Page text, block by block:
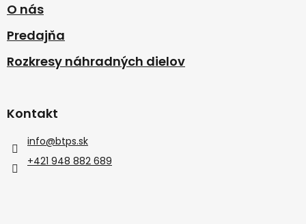
O nás
Predajňa
Rozkresy náhradných dielov
Kontakt
info@btps.sk
+421 948 882 689